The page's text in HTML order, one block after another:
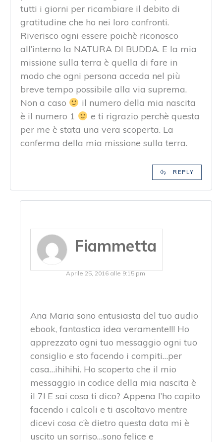
tutti i giorni per ricambiare il debito di
gratitudine che ho nei loro confronti.
Riverisco ogni essere poichè riconosco
all’interno la NATURA DI BUDDA. E la mia
missione sulla terra è quella di fare in
modo che ogni persona acceda nel più
breve tempo possibile alla via suprema.
Non a caso
il numero della mia nascita
è il numero 1
e ti rigrazio perchè questa
per me è stata una vera scoperta. La
conferma della mia missione sulla terra.
REPLY
Fiammetta
Aprile 25, 2016 alle 9:15 pm
Ana Maria sono entusiasta del tuo audio
ebook, fantastica idea veramente!!! Ho
apprezzato ogni tuo messaggio ogni tuo
consiglio e sto facendo i compiti…per
casa…ihihihi. Ho scoperto che il mio
messaggio in codice della mia nascita è
il 7! E sai cosa ti dico? Appena l’ho capito
facendo i calcoli e ti ascoltavo mentre
dicevi cosa c’è dietro questa data mi è
uscito un sorriso…sono felice e